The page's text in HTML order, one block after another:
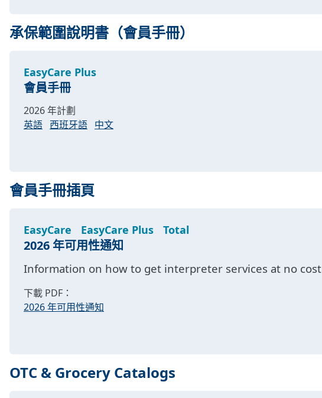
承保範圍說明書（會員手冊）
EasyCare Plus
會員手冊
2026 年計劃
英語 西班牙語 中文
會員手冊插頁
EasyCare EasyCare Plus Total
2026 年可用性通知
Information on how to get interpreter services at no cost
下載 PDF：
2026 年可用性通知
OTC & Grocery Catalogs